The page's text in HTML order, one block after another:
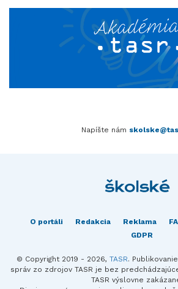
Napíšte nám
O portáli Redakcia Reklama
GDPR
© Copyright 2019 - 2026, TASR.
správ zo zdrojov TASR je bez
TASR výslovne